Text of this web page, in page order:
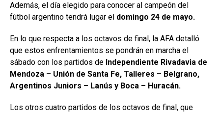
Además, el día elegido para conocer al campeón del
fútbol argentino tendrá lugar el domingo 24 de mayo.
En lo que respecta a los octavos de final, la AFA detalló
que estos enfrentamientos se pondrán en marcha el
sábado con los partidos de Independiente Rivadavia de
Mendoza – Unión de Santa Fe, Talleres – Belgrano,
Argentinos Juniors – Lanús y Boca – Huracán.
Los otros cuatro partidos de los octavos de final, que